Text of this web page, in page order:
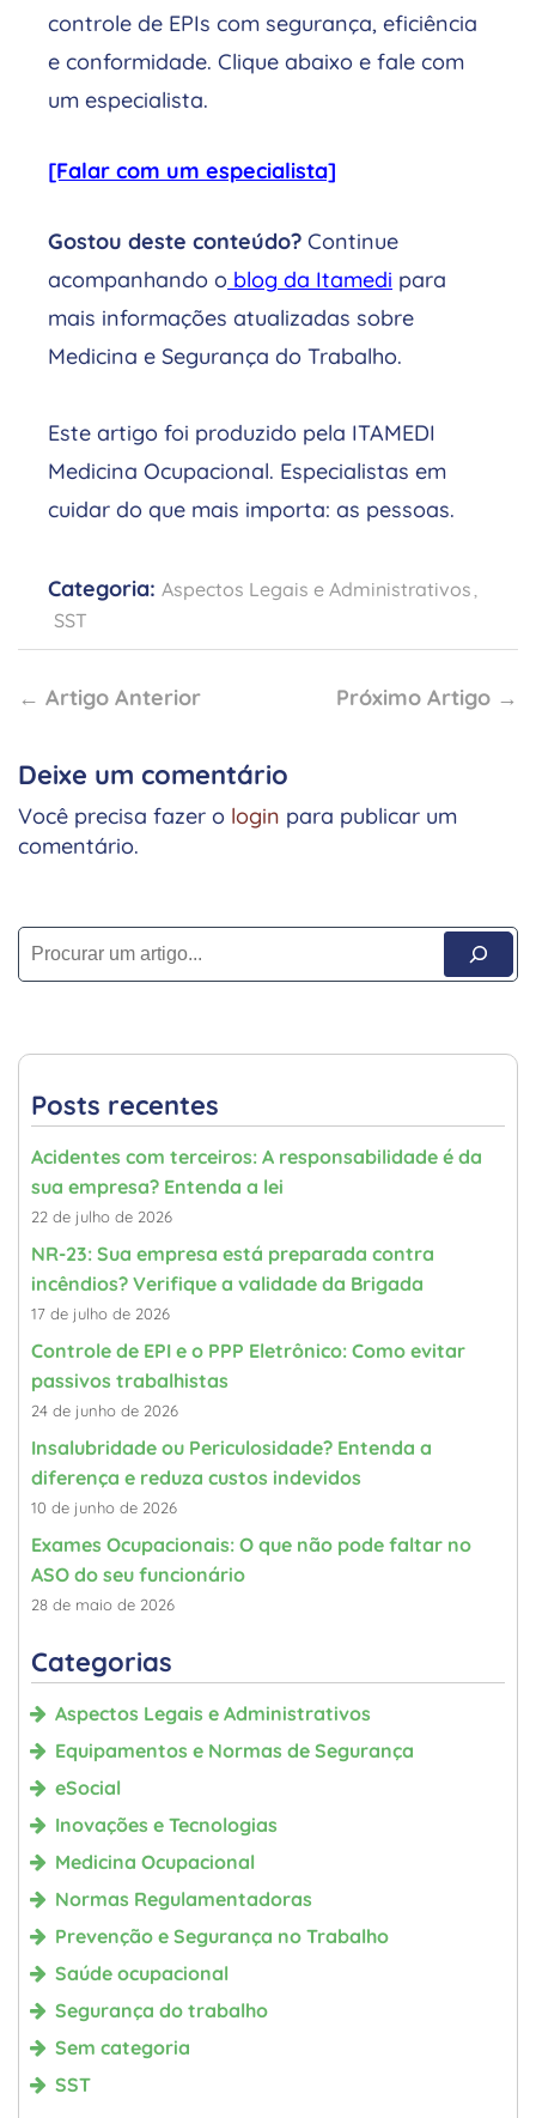
controle de EPIs com segurança, eficiência
e conformidade. Clique abaixo e fale com
um especialista.
[Falar com um especialista]
Gostou deste conteúdo? Continue
acompanhando o blog da Itamedi para
mais informações atualizadas sobre
Medicina e Segurança do Trabalho.
Este artigo foi produzido pela ITAMEDI
Medicina Ocupacional. Especialistas em
cuidar do que mais importa: as pessoas.
Categoria: Aspectos Legais e Administrativos,
SST
← Artigo Anterior Próximo Artigo →
Deixe um comentário
Você precisa fazer o login para publicar um
comentário.
Posts recentes
Acidentes com terceiros: A responsabilidade é da
sua empresa? Entenda a lei
22 de julho de 2026
NR-23: Sua empresa está preparada contra
incêndios? Verifique a validade da Brigada
17 de julho de 2026
Controle de EPI e o PPP Eletrônico: Como evitar
passivos trabalhistas
24 de junho de 2026
Insalubridade ou Periculosidade? Entenda a
diferença e reduza custos indevidos
10 de junho de 2026
Exames Ocupacionais: O que não pode faltar no
ASO do seu funcionário
28 de maio de 2026
Categorias
Aspectos Legais e Administrativos
Equipamentos e Normas de Segurança
eSocial
Inovações e Tecnologias
Medicina Ocupacional
Normas Regulamentadoras
Prevenção e Segurança no Trabalho
Saúde ocupacional
Segurança do trabalho
Sem categoria
SST